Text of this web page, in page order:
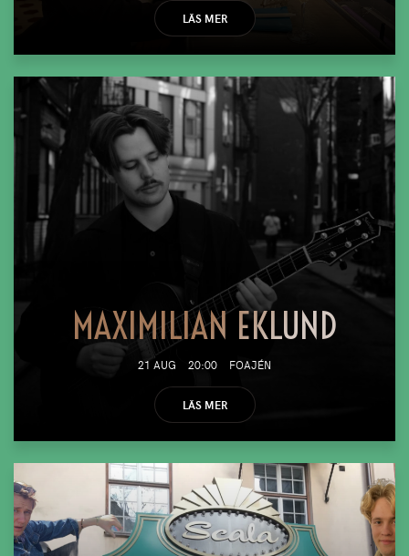
LÄS MER
MAXIMILIAN EKLUND
21 AUG 20:00 FOAJÉN
LÄS MER